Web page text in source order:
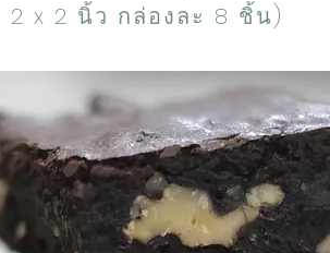
x 2 นิ้ว กล่องละ 8 ชิ้น)